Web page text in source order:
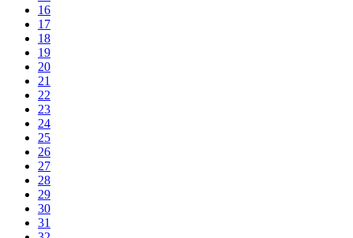
16
17
18
19
20
21
22
23
24
25
26
27
28
29
30
31